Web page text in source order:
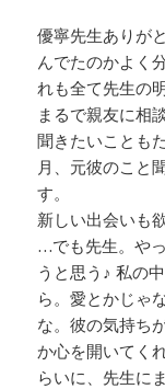
優寧先生ありが
んでたのかよく
れも全て先生の
まるで親友に相
聞きたいことも
月、元彼のこと
す。
新しい出会いも
…でも先生。や
うと思う♪ 私の
ら。愛とかじゃ
な。彼の気持ち
か心を開いてく
らいに、先生に